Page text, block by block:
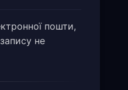
пошти,
не